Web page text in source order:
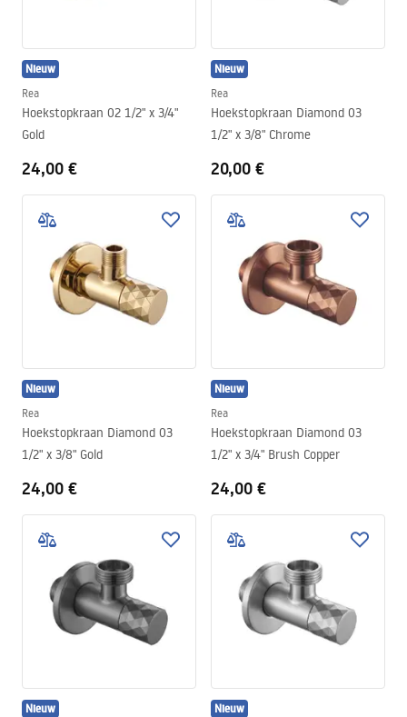
Nieuw
Rea
Hoekstopkraan 02 1/2" x 3/4"
Gold
24,00 €
Nieuw
Rea
Hoekstopkraan Diamond 03
1/2" x 3/8" Chrome
20,00 €
Nieuw
Rea
Hoekstopkraan Diamond 03
1/2" x 3/8" Gold
24,00 €
Nieuw
Rea
Hoekstopkraan Diamond 03
1/2" x 3/4" Brush Copper
24,00 €
Nieuw Nieuw